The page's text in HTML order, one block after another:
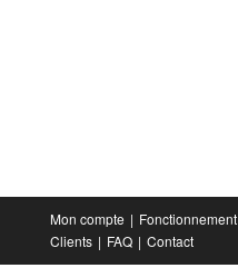
Mon compte Fonctionnement
Clients
FAQ Contact